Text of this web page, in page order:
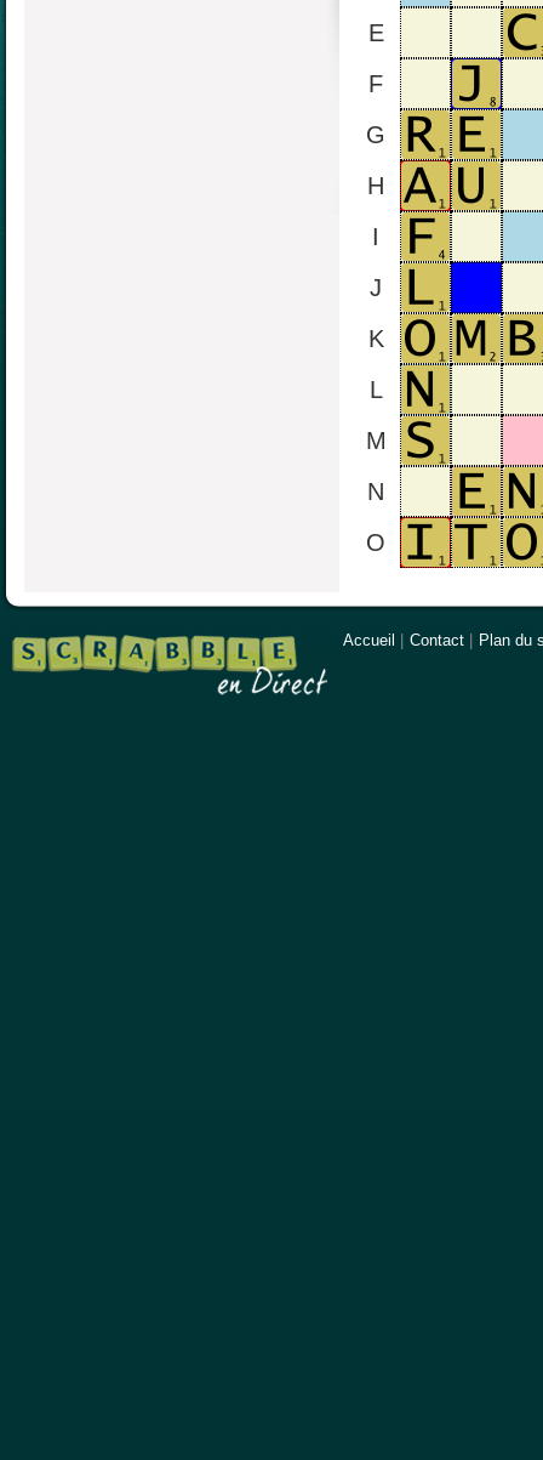
E
F
G
H
I
J
K
L
M
N
O
Accueil Contact Plan du